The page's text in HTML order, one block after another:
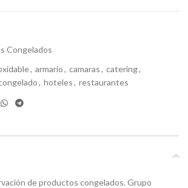
Congelados
, armario, camaras, catering,
, hoteles, restaurantes
de productos congelados. Grupo